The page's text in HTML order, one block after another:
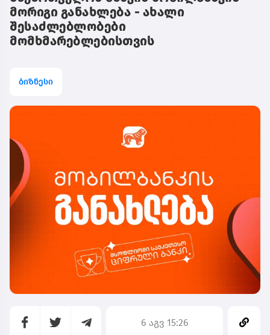
მორიგი განახლება - ახალი
შესაძლებლობები
მომხმარებლებისთვის
ბიზნესი
6 აგვ 15:26